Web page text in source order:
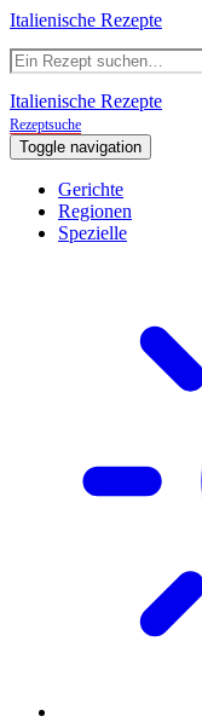
Italienische Rezepte
Italienische Rezepte
Rezeptsuche
Toggle navigation
Gerichte
Regionen
Spezielle